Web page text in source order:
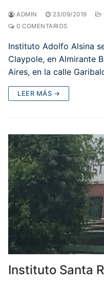
ADMIN 23/09/2019
0 COMENTARIOS
Instituto Adolfo Alsina
Claypole, en Almirante
Aires, en la calle
LEER MÁS →
Instituto Santa